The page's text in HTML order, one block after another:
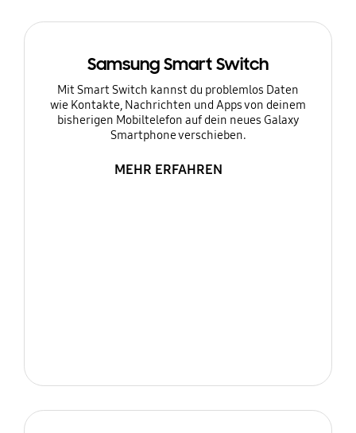
Samsung Smart Switch
Mit Smart Switch kannst du problemlos Daten
wie Kontakte, Nachrichten und Apps von deinem
bisherigen Mobiltelefon auf dein neues Galaxy
Smartphone verschieben.
MEHR ERFAHREN